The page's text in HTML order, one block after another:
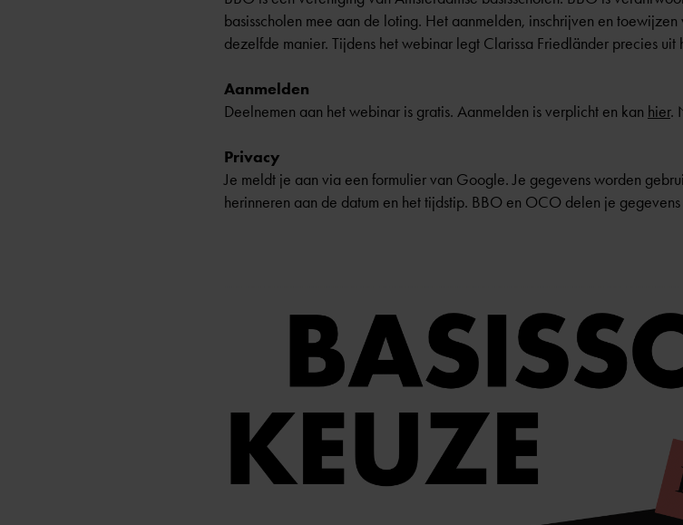
basisscholen mee aan de loting. Het aanmelden, inschrijven en
dezelfde manier. Tijdens het webinar legt Clarissa Friedländer precies uit
Aanmelden
Deelnemen aan het webinar is gratis. Aanmelden is verplicht en kan hier.
Privacy
Je meldt je aan via een formulier van Google. Je gegevens worden
herinneren aan de datum en het tijdstip. BBO en OCO delen je